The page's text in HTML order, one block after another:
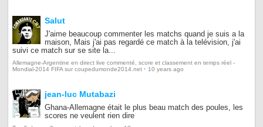
Salut
J'aime beaucoup commenter les matchs quand je suis a la
maison, Mais j'ai pas regardé ce match à la telévision, j'ai
suivi ce match sur se site la...
Allemagne-Argentine en direct live commenté, score et classement en temps réel -
Mondial-2014 FIFA sur coupedumonde2014.net · 10 years ago
jean-luc Mutabazi
Ghana-Allemagne était le plus beau match des poules, les
scores ne veulent rien dire